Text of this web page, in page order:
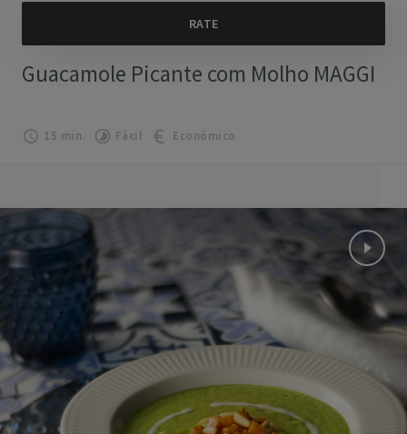
Guacamole Picante com Molho MAGGI
15 min. Fácil Económico